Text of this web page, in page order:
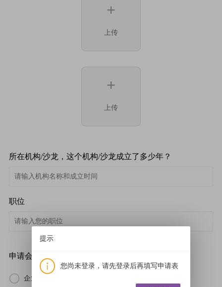
+
上传
+
上传
所在机构/沙龙，这个机构/沙龙成立了多少年？
职位
申请会员类别
企业会员
提示
您尚未登录，请先登录后再填写申请表